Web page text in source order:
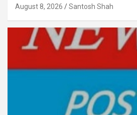
August 8, 2026 Santosh Shah